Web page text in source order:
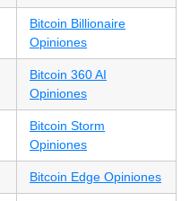
Bitcoin Billionaire
Opiniones
Bitcoin 360 AI
Opiniones
Bitcoin Storm
Opiniones
Bitcoin Edge Opiniones